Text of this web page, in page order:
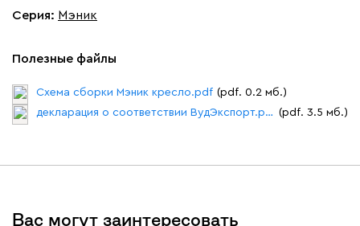
Альтеа
Серия: Мэник
Полезные файлы
Схема сборки Мэник кресло.pdf (pdf. 0.2 мб.)
декларация о соответствии ВудЭкспорт.pdf (pdf. 3.5 мб.)
Вас могут заинтересовать